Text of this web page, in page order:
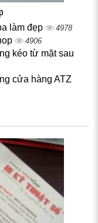
làm đẹp 4978
4906
kéo từ mặt sau
cửa hàng ATZ